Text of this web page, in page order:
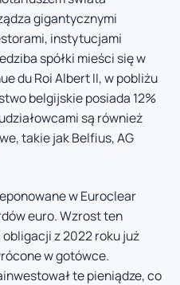
gigantycznymi
instytucjami
spółki mieści się w
du Roi Albert II, w pobliżu
belgijskie posiada 12%
są również
takie jak Belfius, AG
w Euroclear
euro. Wzrost ten
z 2022 roku już
w gotówce.
te pieniądze, co